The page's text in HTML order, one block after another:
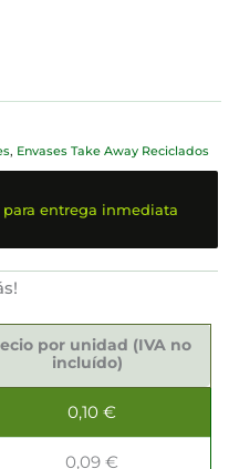
, Envases Take Away Reciclados
entrega inmediata
por unidad (IVA no
incluído)
0,10 €
0,09 €